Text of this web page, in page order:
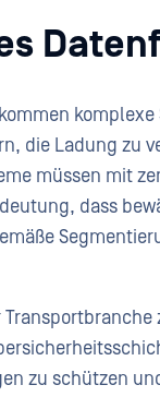
die Ladung zu
müssen mit
dass
zu schützen